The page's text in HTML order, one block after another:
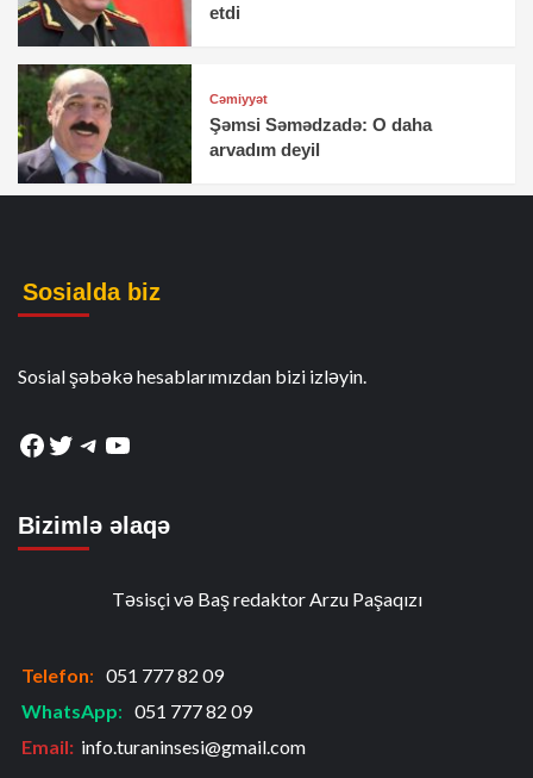
etdi
Cəmiyyət
Şəmsi Səmədzadə: O daha
arvadım deyil
Sosialda biz
Sosial şəbəkə hesablarımızdan bizi izləyin.
Facebook
Twitter
Telegram
YouTube
Bizimlə əlaqə
Təsisçi və Baş redaktor Arzu Paşaqızı
Telefon: 051 777 82 09
WhatsApp: 051 777 82 09
Email: info.turaninsesi@gmail.com